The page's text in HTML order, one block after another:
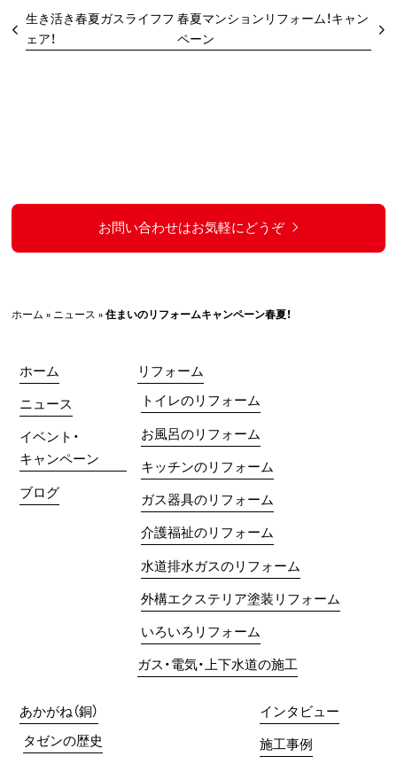
生き活き春夏ガスライフフ
ェア！
春夏マンションリフォーム！キャン
ペーン
お問い合わせはお気軽にどうぞ
ホーム » ニュース »住まいのリフォームキャンペーン春夏！
ホーム
ニュース
イベント・
キャンペーン
ブログ
リフォーム
トイレのリフォーム
お風呂のリフォーム
キッチンのリフォーム
ガス器具のリフォーム
介護福祉のリフォーム
水道排水ガスのリフォーム
外構エクステリア塗装リフォーム
いろいろリフォーム
ガス・電気・上下水道の施工
あかがね（銅）
タゼンの歴史
インタビュー
施工事例